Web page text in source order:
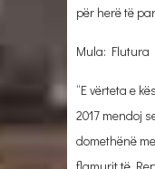
për herë të
Mula: Flutura
“E vërteta e
2017 mendoj
domethënë